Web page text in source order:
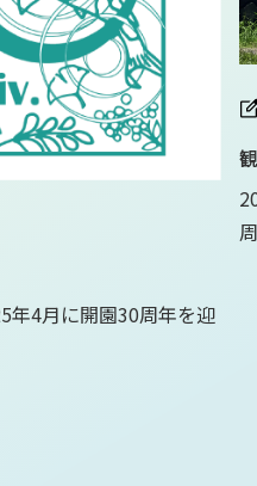
年4月に開園30周年を迎